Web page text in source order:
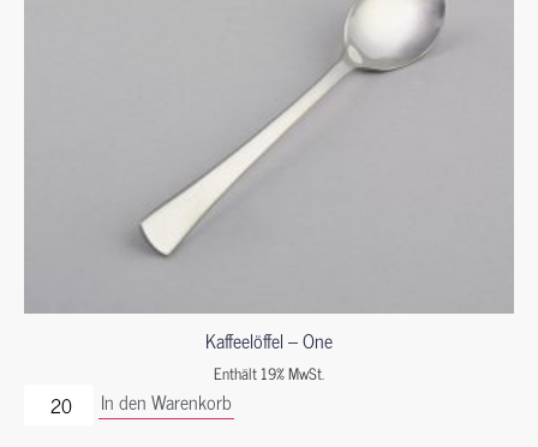
Kaffeelöffel – One
Enthält 19% MwSt.
In den Warenkorb